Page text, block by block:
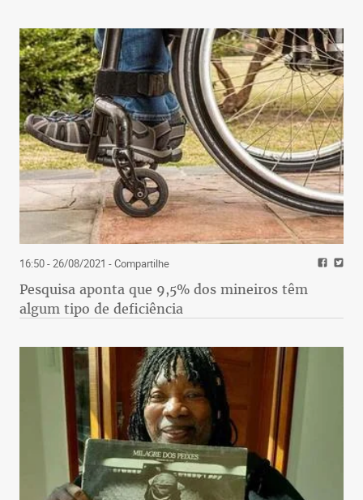
16:50 - 26/08/2021 - Compartilhe
Pesquisa aponta que 9,5% dos mineiros têm
algum tipo de deficiência